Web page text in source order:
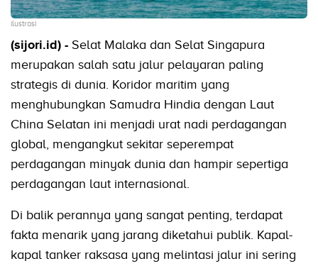
ilustrasi
(sijori.id) - Selat Malaka dan Selat Singapura
merupakan salah satu jalur pelayaran paling
strategis di dunia. Koridor maritim yang
menghubungkan Samudra Hindia dengan Laut
China Selatan ini menjadi urat nadi perdagangan
global, mengangkut sekitar seperempat
perdagangan minyak dunia dan hampir sepertiga
perdagangan laut internasional.
Di balik perannya yang sangat penting, terdapat
fakta menarik yang jarang diketahui publik. Kapal-
kapal tanker raksasa yang melintasi jalur ini sering